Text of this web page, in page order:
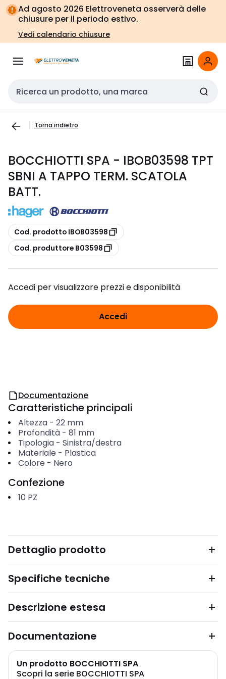
Vai alla
navigazione
Vai
alla
pagina
Ad agosto 2026 Elettroveneta osserverà delle
chiusure per il periodo estivo.
Vedi calendario chiusure
Cerca input
Torna indietro
BOCCHIOTTI SPA - IBOB03598 TPT
SBNI A TAPPO TERM. SCATOLA
BATT.
copia
Cod. prodotto IBOB03598
copia
Cod. produttore B03598
Accedi per visualizzare prezzi e disponibilità
Accedi
Documentazione
Caratteristiche principali
Altezza- 22 mm
Profondità- 81 mm
Tipologia- Sinistra/destra
Materiale - Plastica
Colore - Nero
Confezione
10 PZ
Dettaglio prodotto
Specifiche tecniche
Descrizione estesa
Documentazione
Un prodotto BOCCHIOTTI SPA
Scopri la serie BOCCHIOTTI SPA